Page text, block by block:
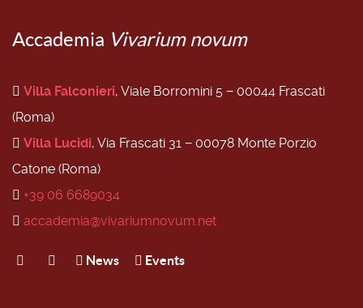
Accademia Vivarium novum
Villa Falconieri, Viale Borromini 5 − 00044 Frascati
(Roma)
Villa Lucidi, Via Frascati 31 − 00078 Monte Porzio
Catone (Roma)
+39 06 6689034
accademia@vivariumnovum.net
News Events